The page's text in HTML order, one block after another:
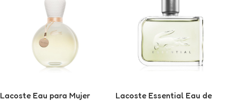
Lacoste Eau para Mujer
Lacoste Essential Eau de